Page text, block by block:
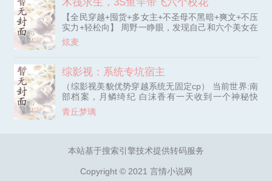
了！ 司笙怀揣三宝，抱紧男主大腿进岛。 贫困海岛
上来了个娇娇小姐。 刚开始，裴霆骁以为他的小妻
子肯定吃不了海岛的苦，
木筏求生，3S鱼竿带飞六个校花
【全民穿越+囤货+多女主+不圣母不黑暗+爽文+不压
实力+轻松向】 周野一睁眼，发现自己和六个美女在
一艘木筏上 木筏上什么都没有，大家只能坦诚相待
在这个世界，物资只能靠鱼竿钓 周野靠着3S鱼竿疯
食物抢破头时，周野已经和美女们在自己的海上堡垒
喝着酒，吃着火锅，过着没羞没躁的生活 【书评宝
子们提到的毒点，作者已经做了修改重置，放心观
看】 【每日稳定三更】
炫麦
综影视：系统专坑宿主
（综影视美貌优势穿越系统无固定cp） 当前世界:南
部档案，月鳞绮纪 白沫香有一天收到一个神秘快
递，绑定了所谓的“系统”，在各个影视、游戏世界里
穿越，完成相应的任务，积攒功德。 女主头脑清
光）（暂时每周不定时更新） 暗河传（女1cp苏昌
（完） 逐玉（谢征，齐旻，
青丘梦璃
本站基于搜索引擎技术提供转码服务
Copyright © 2021 言情小说网